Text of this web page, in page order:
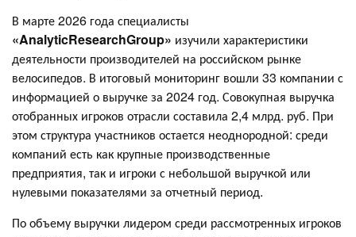
В марте 2026 года специалисты
«AnalyticResearchGroup» изучили характеристики
деятельности производителей на российском рынке
велосипедов. В итоговый мониторинг вошли 33 компании с
информацией о выручке за 2024 год. Совокупная выручка
отобранных игроков отрасли составила 2,4 млрд. руб. При
этом структура участников остается неоднородной: среди
компаний есть как крупные производственные
предприятия, так и игроки с небольшой выручкой или
нулевыми показателями за отчетный период.
По объему выручки лидером среди рассмотренных игроков